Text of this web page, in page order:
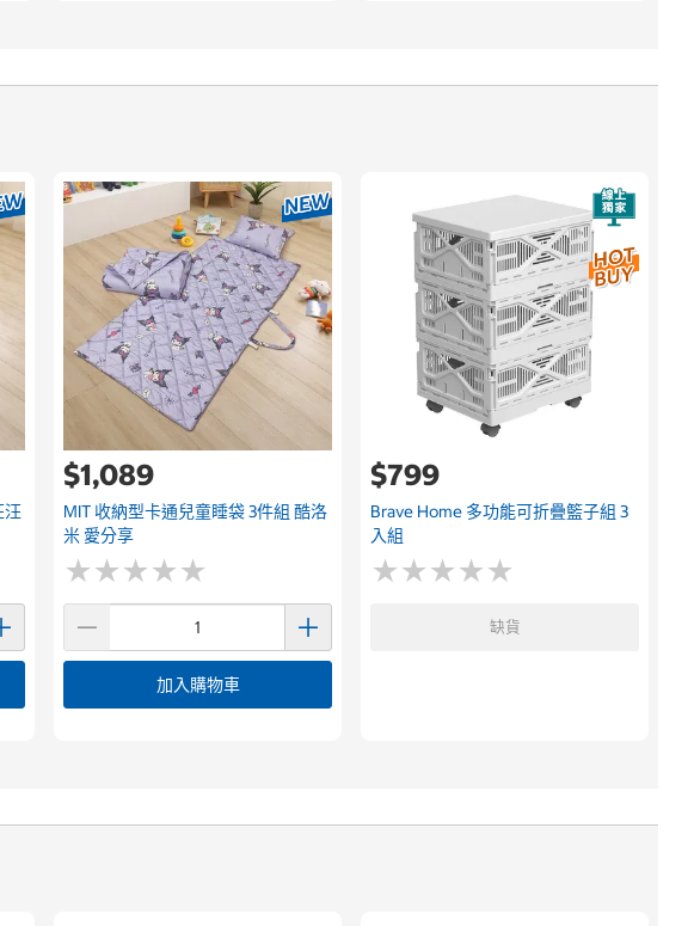
汪
$1,089
MIT 收納型卡通兒童睡袋 3件組 酷洛
米 愛分享
★★★★★
★★★★★
加入購物車
$799
Brave Home 多功能可折疊籃子組 3
入組
★★★★★
★★★★★
缺貨